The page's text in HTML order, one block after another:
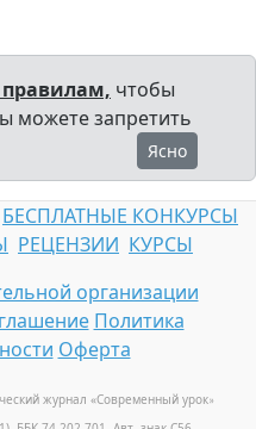
правилам, чтобы
можете запретить
Ясно
БЕСПЛАТНЫЕ КОНКУРСЫ
РЕЦЕНЗИИ КУРСЫ
организации
Политика
Оферта
журнал «Современный урок»